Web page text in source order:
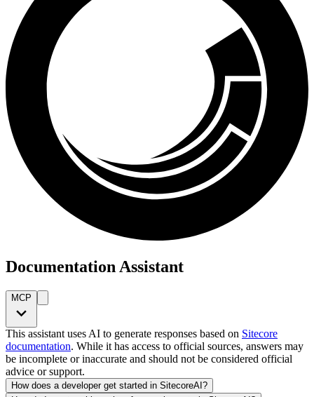
Documentation Assistant
MCP
This assistant uses AI to generate responses based on Sitecore
documentation. While it has access to official sources, answers may
be incomplete or inaccurate and should not be considered official
advice or support.
How does a developer get started in SitecoreAI?